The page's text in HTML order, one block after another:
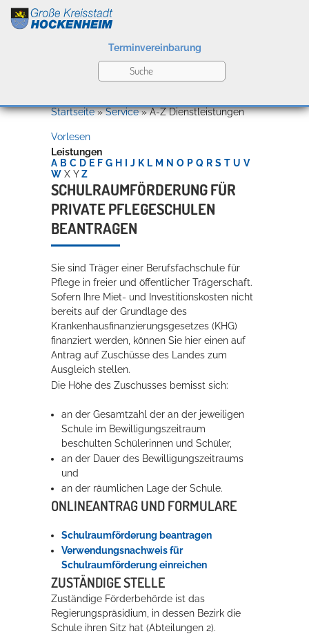
Kultur
Bildung
Wirtschaft
Rathaus
Service
Terminvereinbarung
Willkommen in Hockenheim
Konzerte, Tagungen und vieles mehr
Die Stadthalle Hockenheim bietet den perfekten Standort für Events
Startseite»Service»A-Z Dienstleistungen
Vorlesen
Leistungen
A B C D E F G H J K L M N O P Q R S T U V
W X Y Z
SCHULRAUMFÖRDERUNG FÜR
PRIVATE PFLEGESCHULEN
BEANTRAGEN
Sie sind Träger einer Berufsfachschule für
Pflege in freier und öffentlicher Trägerschaft.
Sofern Ihre Miet- und Investitionskosten nicht
bereits auf der Grundlage des
Krankenhausfinanzierungsgesetzes (KHG)
finanziert werden, können Sie hier einen auf
Antrag auf Zuschüsse des Landes zum
Ausgleich stellen.
Die Höhe des Zuschusses bemisst sich:
an der Gesamtzahl der an der jeweiligen
Schule im Bewilligungszeitraum
beschulten Schülerinnen und Schüler,
an der Dauer des Bewilligungszeitraums
und
an der räumlichen Lage der Schule.
ONLINEANTRAG UND FORMULARE
Schulraumförderung beantragen
Verwendungsnachweis für
Schulraumförderung einreichen
ZUSTÄNDIGE STELLE
Zuständige Förderbehörde ist das
Regierungspräsidium, in dessen Bezirk die
Schule ihren Sitz hat (Abteilungen 2).